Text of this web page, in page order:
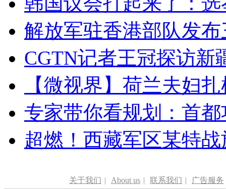
解放军驻香港部队发
CGTN记者王冠探访新
【微视界】荷兰夫妇
专家带你看规划：首
超燃！西藏军区某特
关于我们 | About us | 联系我们 | 广告服务